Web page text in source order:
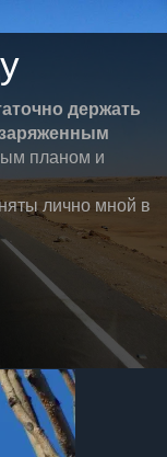
держать
планом и
лично мной в